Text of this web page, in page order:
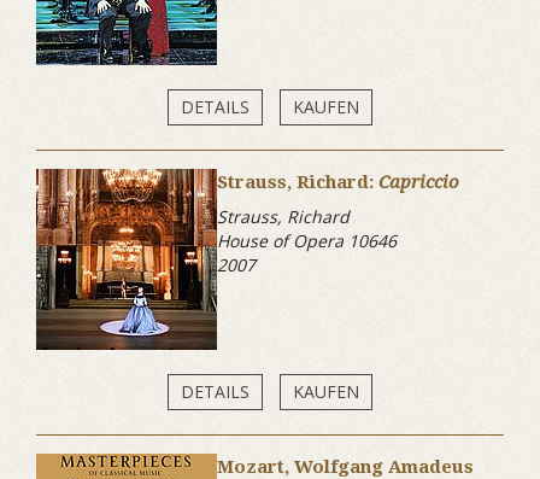
DETAILS KAUFEN
Strauss, Richard: Capriccio
Strauss, Richard
House of Opera 10646
2007
DETAILS KAUFEN
Mozart, Wolfgang Amadeus